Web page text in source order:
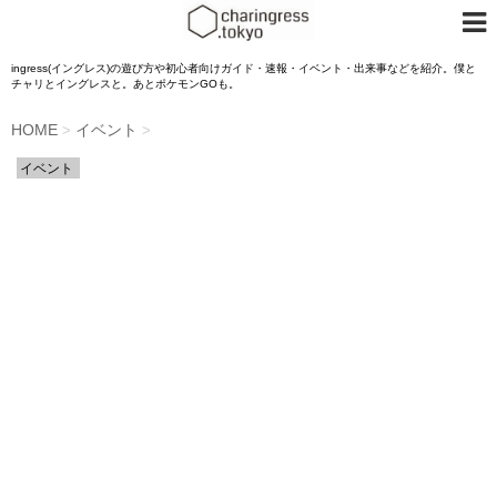
ingress(イングレス)の遊び方や初心者向けガイド・速報・イベント・出来事などを紹介。僕と
チャリとイングレスと。あとポケモンGOも。
HOME > イベント >
イベント